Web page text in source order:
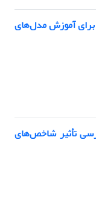
برای آموزش مدل‌های
تأثیر شاخص‌های